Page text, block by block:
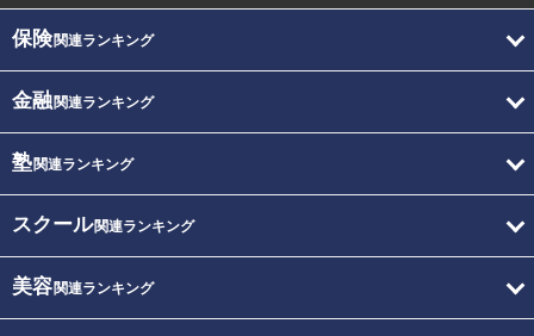
保険関連ランキング
金融関連ランキング
塾関連ランキング
スクール関連ランキング
美容関連ランキング